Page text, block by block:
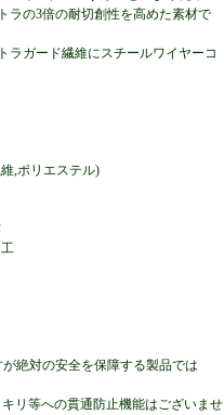
ラの3倍の耐切創性を高めた素材で
ラガード繊維にスチールワイヤーコ
,ポリエステル)
絶対の安全を保障する製品では
リ等への貫通防止機能はございませ